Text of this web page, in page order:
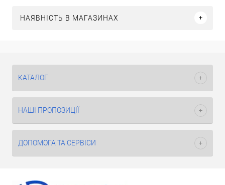
НАЯВНІСТЬ В МАГАЗИНАХ
КАТАЛОГ
НАШІ ПРОПОЗИЦІЇ
ДОПОМОГА ТА СЕРВІСИ